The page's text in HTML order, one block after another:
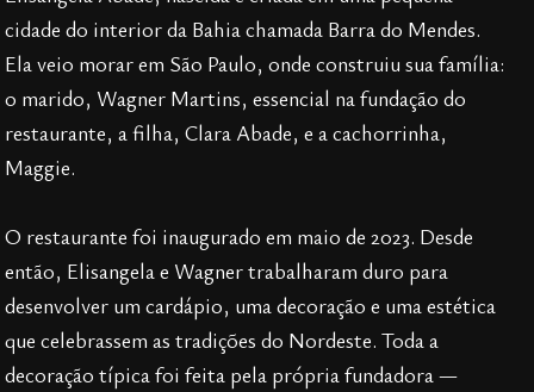
cidade do interior da Bahia chamada Barra do Mendes.
Ela veio morar em São Paulo, onde construiu sua família:
o marido, Wagner Martins, essencial na fundação do
restaurante, a filha, Clara Abade, e a cachorrinha,
Maggie.
O restaurante foi inaugurado em maio de 2023. Desde
então, Elisangela e Wagner trabalharam duro para
desenvolver um cardápio, uma decoração e uma estética
que celebrassem as tradições do Nordeste. Toda a
decoração típica foi feita pela própria fundadora —